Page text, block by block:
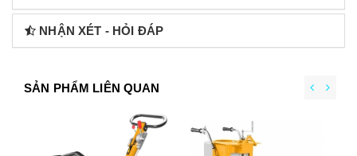
NHẬN XÉT - HỎI ĐÁP
SẢN PHẨM LIÊN QUAN